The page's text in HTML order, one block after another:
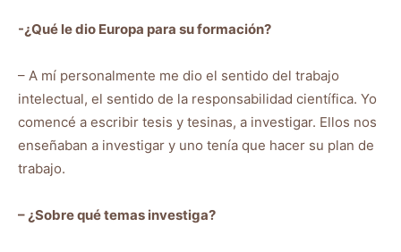
-¿Qué le dio Europa para su formación?
– A mí personalmente me dio el sentido del trabajo
intelectual, el sentido de la responsabilidad científica. Yo
comencé a escribir tesis y tesinas, a investigar. Ellos nos
enseñaban a investigar y uno tenía que hacer su plan de
trabajo.
– ¿Sobre qué temas investiga?